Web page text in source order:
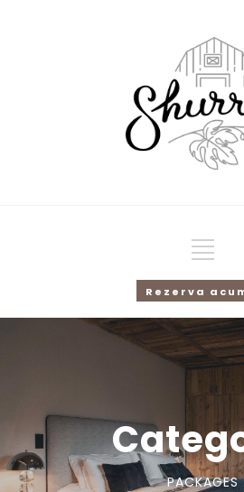
Rezerva
PACKAGES